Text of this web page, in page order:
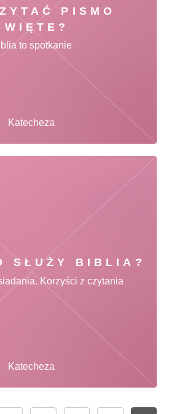
PISMO
Katecheza
to spotkanie
SŁUŻY BIBLIA?
Katecheza
Korzyści z czytania